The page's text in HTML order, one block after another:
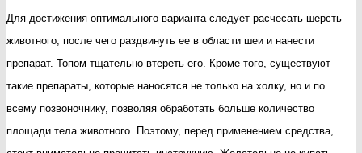
Для достижения оптимального варианта следует расчесать шерсть
животного, после чего раздвинуть ее в области шеи и нанести
препарат. Топом тщательно втереть его. Кроме того, существуют
такие препараты, которые наносятся не только на холку, но и по
всему позвоночнику, позволяя обработать больше количество
площади тела животного. Поэтому, перед применением средства,